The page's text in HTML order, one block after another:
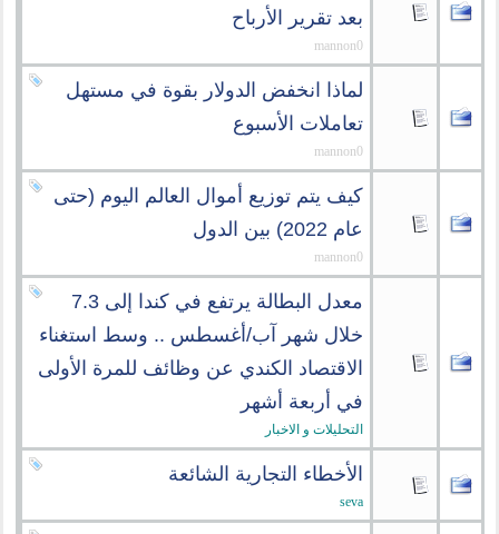
بعد تقرير الأرباح
mannon0
لماذا انخفض الدولار بقوة في مستهل
تعاملات الأسبوع
mannon0
كيف يتم توزيع أموال العالم اليوم (حتى
عام 2022) بين الدول
mannon0
معدل البطالة يرتفع في كندا إلى 7.3
خلال شهر آب/أغسطس .. وسط استغناء
الاقتصاد الكندي عن وظائف للمرة الأولى
في أربعة أشهر
التحليلات و الاخبار
الأخطاء التجارية الشائعة
seva